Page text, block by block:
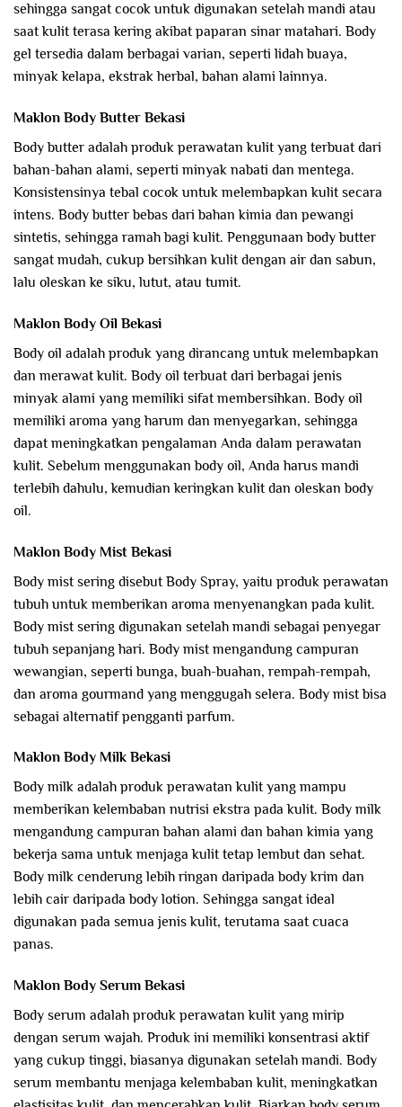
sehingga sangat cocok untuk digunakan setelah mandi atau
saat kulit terasa kering akibat paparan sinar matahari. Body
gel tersedia dalam berbagai varian, seperti lidah buaya,
minyak kelapa, ekstrak herbal, bahan alami lainnya.
Maklon Body Butter Bekasi
Body butter adalah produk perawatan kulit yang terbuat dari
bahan-bahan alami, seperti minyak nabati dan mentega.
Konsistensinya tebal cocok untuk melembapkan kulit secara
intens. Body butter bebas dari bahan kimia dan pewangi
sintetis, sehingga ramah bagi kulit. Penggunaan body butter
sangat mudah, cukup bersihkan kulit dengan air dan sabun,
lalu oleskan ke siku, lutut, atau tumit.
Maklon Body Oil Bekasi
Body oil adalah produk yang dirancang untuk melembapkan
dan merawat kulit. Body oil terbuat dari berbagai jenis
minyak alami yang memiliki sifat membersihkan. Body oil
memiliki aroma yang harum dan menyegarkan, sehingga
dapat meningkatkan pengalaman Anda dalam perawatan
kulit. Sebelum menggunakan body oil, Anda harus mandi
terlebih dahulu, kemudian keringkan kulit dan oleskan body
oil.
Maklon Body Mist Bekasi
Body mist sering disebut Body Spray, yaitu produk perawatan
tubuh untuk memberikan aroma menyenangkan pada kulit.
Body mist sering digunakan setelah mandi sebagai penyegar
tubuh sepanjang hari. Body mist mengandung campuran
wewangian, seperti bunga, buah-buahan, rempah-rempah,
dan aroma gourmand yang menggugah selera. Body mist bisa
sebagai alternatif pengganti parfum.
Maklon Body Milk Bekasi
Body milk adalah produk perawatan kulit yang mampu
memberikan kelembaban nutrisi ekstra pada kulit. Body milk
mengandung campuran bahan alami dan bahan kimia yang
bekerja sama untuk menjaga kulit tetap lembut dan sehat.
Body milk cenderung lebih ringan daripada body krim dan
lebih cair daripada body lotion. Sehingga sangat ideal
digunakan pada semua jenis kulit, terutama saat cuaca
panas.
Maklon Body Serum Bekasi
Body serum adalah produk perawatan kulit yang mirip
dengan serum wajah. Produk ini memiliki konsentrasi aktif
yang cukup tinggi, biasanya digunakan setelah mandi. Body
serum membantu menjaga kelembaban kulit, meningkatkan